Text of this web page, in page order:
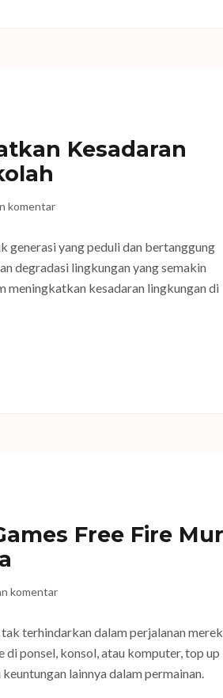
Kesadaran
komentar
generasi yang peduli dan bertanggung
degradasi lingkungan yang semakin
meningkatkan kesadaran lingkungan di
Free Fire
komentar
tak terhindarkan dalam perjalanan
ponsel, konsol, atau komputer, top up
lainnya dalam permainan.